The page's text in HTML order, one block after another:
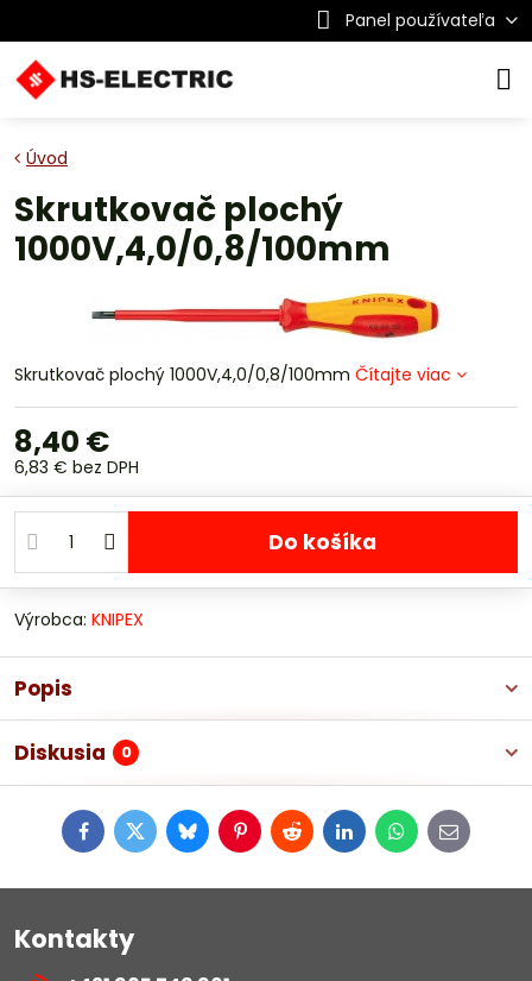
Panel používateľa
Úvod
Skrutkovač plochý
1000V,4,0/0,8/100mm
Skrutkovač plochý 1000V,4,0/0,8/100mm Čítajte viac
8,40 €
6,83 € bez DPH
Do košíka
Výrobca: KNIPEX
Popis
Diskusia 0
FacebookTwitterBlueskyPinterestRedditLinkedInWhatsApp
E-
mail
Kontakty